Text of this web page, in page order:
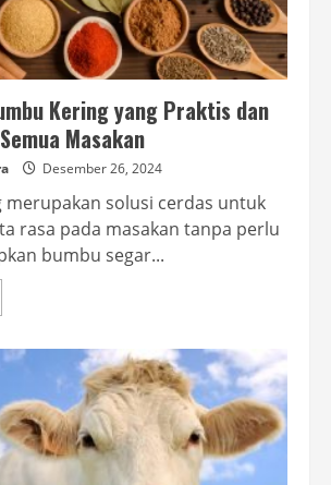
Kering yang Praktis dan
Masakan
Desember 26, 2024
merupakan solusi cerdas untuk
rasa pada masakan tanpa perlu
bumbu segar...